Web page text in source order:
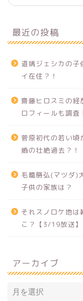
最近の投稿
道端ジェシカの
イ在住？！
齋藤ヒロスミの
ロフィールも調査
菅原初代の若い
婚の壮絶過去？！
毛籠勝弘(マツダ)
子供の家族は？
それスノロケ地
こ？【3/19放送】
アーカイブ